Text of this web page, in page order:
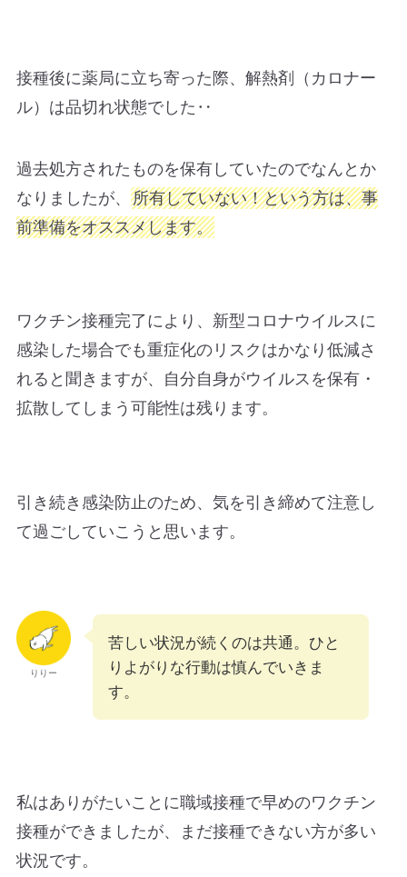
接種後に薬局に立ち寄った際、解熱剤（カロナー
ル）は品切れ状態でした‥
過去処方されたものを保有していたのでなんとか
なりましたが、 所有していない！という方は、事
前準備をオススメします。
ワクチン接種完了により、新型コロナウイルスに
感染した場合でも重症化のリスクはかなり低減さ
れると聞きますが、自分自身がウイルスを保有・
拡散してしまう可能性は残ります。
引き続き感染防止のため、気を引き締めて注意し
て過ごしていこうと思います。
りりー
苦しい状況が続くのは共通。ひと
りよがりな行動は慎んでいきま
す。
私はありがたいことに職域接種で早めのワクチン
接種ができましたが、まだ接種できない方が多い
状況です。